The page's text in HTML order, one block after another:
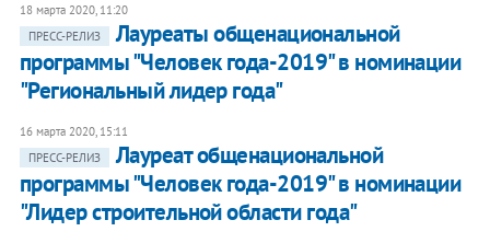
18 марта 2020, 11:20
ПРЕСС-РЕЛИЗ
Лауреаты общенациональной
программы "Человек года-2019" в номинации
"Региональный лидер года"
16 марта 2020, 15:11
ПРЕСС-РЕЛИЗ
Лауреат общенациональной
программы "Человек года-2019" в номинации
"Лидер строительной области года"